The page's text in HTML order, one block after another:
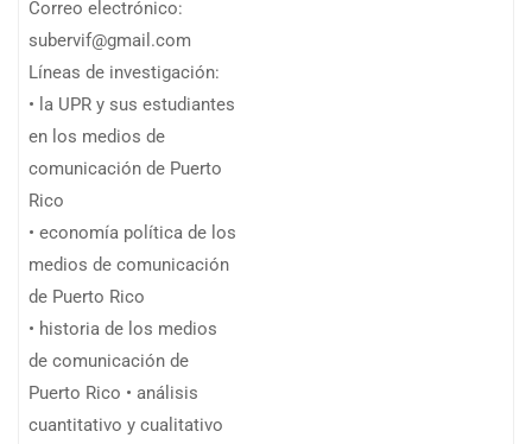
Correo electrónico:
subervif@gmail.com
Líneas de investigación:
• la UPR y sus estudiantes
en los medios de
comunicación de Puerto
Rico
• economía política de los
medios de comunicación
de Puerto Rico
• historia de los medios
de comunicación de
Puerto Rico • análisis
cuantitativo y cualitativo